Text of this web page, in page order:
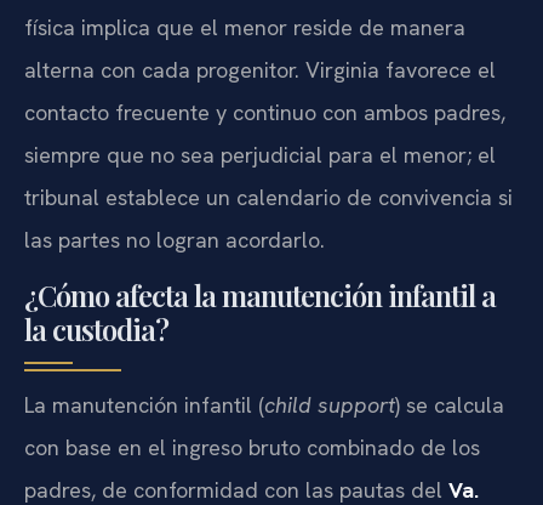
física implica que el menor reside de manera
alterna con cada progenitor. Virginia favorece el
contacto frecuente y continuo con ambos padres,
siempre que no sea perjudicial para el menor; el
tribunal establece un calendario de convivencia si
las partes no logran acordarlo.
¿Cómo afecta la manutención infantil a
la custodia?
La manutención infantil (child support) se calcula
con base en el ingreso bruto combinado de los
padres, de conformidad con las pautas del Va.